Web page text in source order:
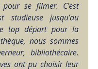
se filmer. C’est
studieuse jusqu’au
top départ pour la
nous sommes
bibliothécaire.
ont pu choisir leur